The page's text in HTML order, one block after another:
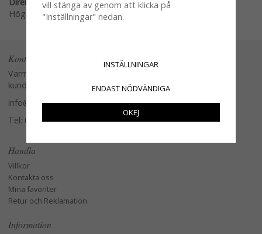
Högerklicka och kopiera adressen
Kontakta oss
Varmt välkommen att kontakta vår
kundtjänst.
info@glasverandan.se
Tel: 079-3495968
Handla
Villkor
Kontakta oss
Mina favoriter
Retur och Reklamation
Information
vill stänga av genom att klicka på
"Inställningar" nedan.
INSTÄLLNINGAR
ENDAST NÖDVÄNDIGA
OKEJ